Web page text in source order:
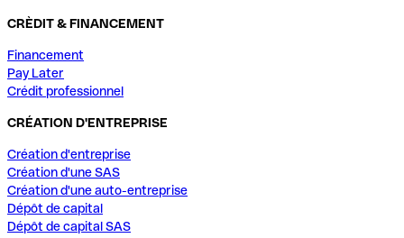
CRÈDIT & FINANCEMENT
Financement
Pay Later
Crédit professionnel
CRÉATION D'ENTREPRISE
Création d'entreprise
Création d'une SAS
Création d'une auto-entreprise
Dépôt de capital
Dépôt de capital SAS